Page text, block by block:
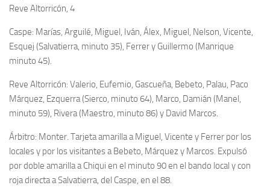
Reve Altorricón, 4
Caspe: Marías, Arguilé, Miguel, Iván, Álex, Miguel, Nelson, Vicente,
Esquej (Salvatierra, minuto 35), Ferrer y Guillermo (Manrique
minuto 45).
Reve Altorricón: Valerio, Eufemio, Gascueña, Bebeto, Palau, Paco
Márquez, Ezquerra (Sierco, minuto 64), Marco, Damián (Manel,
minuto 59), Rivera (Maestro, minuto 86) y David Marcos.
Árbitro: Monter. Tarjeta amarilla a Miguel, Vicente y Ferrer por los
locales y por los visitantes a Bebeto, Márquez y Marcos. Expulsó
por doble amarilla a Chiqui en el minuto 90 en el bando local y con
roja directa a Salvatierra, del Caspe, en el 88.